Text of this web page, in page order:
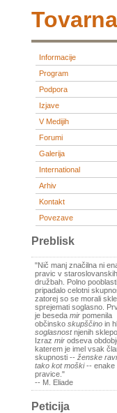
Informacije
Program
Podpora
Izjave
V Medijih
Forumi
Galerija
International
Arhiv
Kontakt
Povezave
Preblisk
"Nič manj značilna ni
pravic v staroslovanskih
družbah. Polno
pripadalo celotni
zatorej so se morali
sprejemati soglasno.
je beseda mir pomenila
občinsko skupščino in
soglasnostnjenih
Izraz mir odseva
katerem je imel vsak
skupnosti -- ženske
tako kot moški-- enake
pravice."
-- M. Eliade
Peticija